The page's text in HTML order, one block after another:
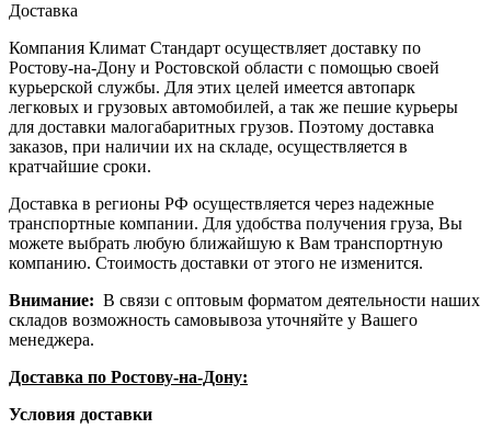
Доставка
Компания Климат Стандарт осуществляет доставку по
Ростову-на-Дону и Ростовской области с помощью своей
курьерской службы. Для этих целей имеется автопарк
легковых и грузовых автомобилей, а так же пешие курьеры
для доставки малогабаритных грузов. Поэтому доставка
заказов, при наличии их на складе, осуществляется в
кратчайшие сроки.
Доставка в регионы РФ осуществляется через надежные
транспортные компании. Для удобства получения груза, Вы
можете выбрать любую ближайшую к Вам транспортную
компанию. Стоимость доставки от этого не изменится.
Внимание: В связи с оптовым форматом деятельности наших
складов возможность самовывоза уточняйте у Вашего
менеджера.
Доставка по Ростову-на-Дону:
Условия доставки